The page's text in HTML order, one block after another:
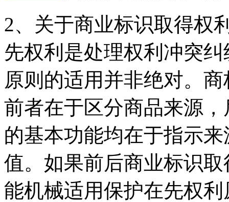
2、关于商业标识取得权
先权利是处理权利冲突
原则的适用并非绝对。
前者在于区分商品来源
的基本功能均在于指示
值。如果前后商业标识
能机械适用保护在先权